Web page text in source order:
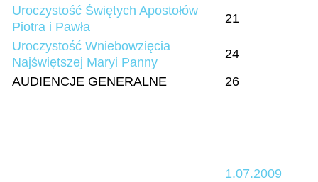
Uroczystość Świętych Apostołów
Piotra i Pawła
21
Uroczystość Wniebowzięcia
Najświętszej Maryi Panny
24
AUDIENCJE GENERALNE
26
1.07.2009